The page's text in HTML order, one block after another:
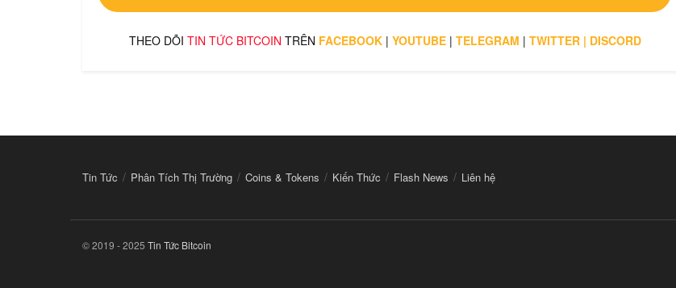
THEO DÕI TIN TỨC BITCOIN TRÊN FACEBOOK| YOUTUBE| TELEGRAM | TWITTER| DISCORD
Tin Tức Phân Tích Thị Trường Coins & Tokens Kiến Thức Flash News Liên hệ
© 2019 - 2025 Tin Tức Bitcoin